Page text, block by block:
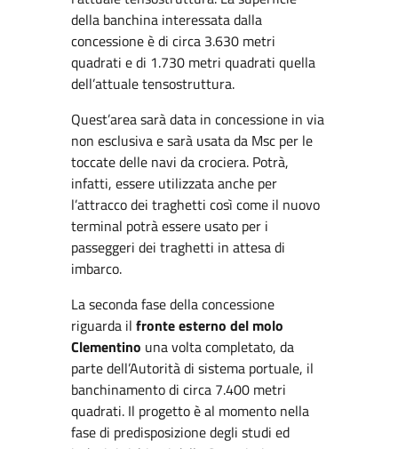
della banchina interessata dalla
concessione è di circa 3.630 metri
quadrati e di 1.730 metri quadrati quella
dell’attuale tensostruttura.
Quest’area sarà data in concessione in via
non esclusiva e sarà usata da Msc per le
toccate delle navi da crociera. Potrà,
infatti, essere utilizzata anche per
l’attracco dei traghetti così come il nuovo
terminal potrà essere usato per i
passeggeri dei traghetti in attesa di
imbarco.
La seconda fase della concessione
riguarda il fronte esterno del molo
Clementino una volta completato, da
parte dell’Autorità di sistema portuale, il
banchinamento di circa 7.400 metri
quadrati. Il progetto è al momento nella
fase di predisposizione degli studi ed